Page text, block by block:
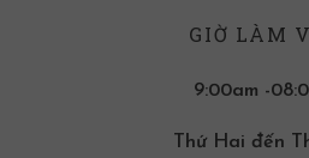
GIỜ LÀM
9:00am -
Thứ Hai đến